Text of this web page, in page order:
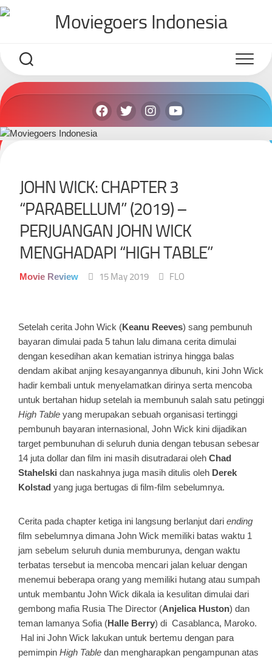
Skip
to
JOHN WICK: CHAPTER 3
“PARABELLUM” (2019) –
PERJUANGAN JOHN WICK
MENGHADAPI “HIGH TABLE”
Movie Review 15 May 2019 FLO
Setelah cerita John Wick (Keanu Reeves) sang pembunuh
bayaran dimulai pada 5 tahun lalu dimana cerita dimulai
dengan kesedihan akan kematian istrinya hingga balas
dendam akibat anjing kesayangannya dibunuh, kini John Wick
hadir kembali untuk menyelamatkan dirinya serta mencoba
untuk bertahan hidup setelah ia membunuh salah satu petinggi
High Table yang merupakan sebuah organisasi tertinggi
pembunuh bayaran internasional, John Wick kini dijadikan
target pembunuhan di seluruh dunia dengan tebusan sebesar
14 juta dollar dan film ini masih disutradarai oleh Chad
Stahelski dan naskahnya juga masih ditulis oleh Derek
Kolstad yang juga bertugas di film-film sebelumnya.
Cerita pada chapter ketiga ini langsung berlanjut dari ending
film sebelumnya dimana John Wick memiliki batas waktu 1
jam sebelum seluruh dunia memburunya, dengan waktu
terbatas tersebut ia mencoba mencari jalan keluar dengan
menemui beberapa orang yang memiliki hutang atau sumpah
untuk membantu John Wick dikala ia kesulitan dimulai dari
gembong mafia Rusia The Director (Anjelica Huston) dan
teman lamanya Sofia (Halle Berry) di Casablanca, Maroko.
Hal ini John Wick lakukan untuk bertemu dengan para
pemimpin High Table dan mengharapkan pengampunan atas